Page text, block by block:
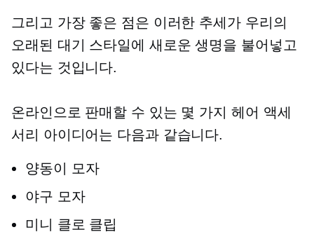
그리고 가장 좋은 점은 이러한 추세가 우리의
오래된 대기 스타일에 새로운 생명을 불어넣고
있다는 것입니다.
온라인으로 판매할 수 있는 몇 가지 헤어 액세
서리 아이디어는 다음과 같습니다.
양동이 모자
야구 모자
미니 클로 클립